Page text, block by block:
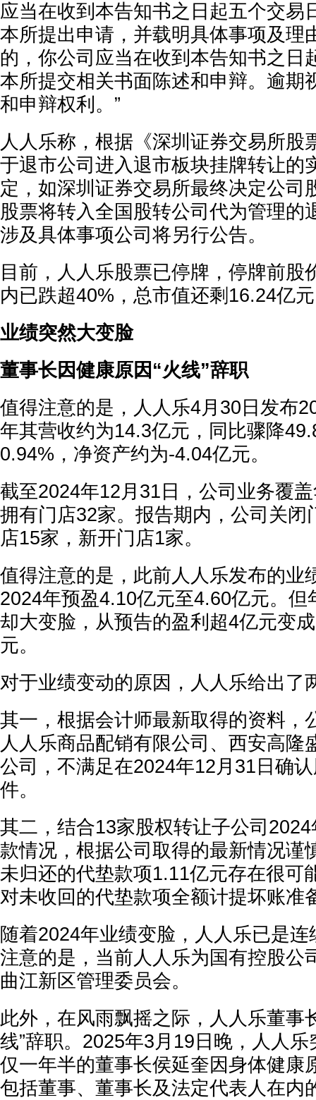
应当在收到本告知书之日起五个交易
本所提出申请，并载明具体事项及理
的，你公司应当在收到本告知书之日
本所提交相关书面陈述和申辩。逾期
和申辩权利。”
人人乐称，根据《深圳证券交易所股
于退市公司进入退市板块挂牌转让的
定，如深圳证券交易所最终决定公司
股票将转入全国股转公司代为管理的
涉及具体事项公司将另行公告。
目前，人人乐股票已停牌，停牌前股
内已跌超40%，总市值还剩16.24亿
业绩突然大变脸
董事长因健康原因“火线”辞职
值得注意的是，人人乐4月30日发布
年其营收约为14.3亿元，同比骤降
0.94%，净资产约为-4.04亿元。
截至2024年12月31日，公司业务覆
拥有门店32家。报告期内，公司关闭
店15家，新开门店1家。
值得注意的是，此前人人乐发布的业
2024年预盈4.10亿元至4.60亿元。但
却大变脸，从预告的盈利超4亿元变
元。
对于业绩变动的原因，人人乐给出了
其一，根据会计师最新取得的资料，
人人乐商品配销有限公司、西安高隆
公司，不满足在2024年12月31日确
件。
其二，结合13家股权转让子公司
款情况，根据公司取得的最新情况谨
未归还的代垫款项1.11亿元存在很可
对未收回的代垫款项全额计提坏账准
随着2024年业绩变脸，人人乐已是
注意的是，当前人人乐为国有控股公
曲江新区管理委员会。
此外，在风雨飘摇之际，人人乐董事
线”辞职。2025年3月19日晚，人人
仅一年半的董事长侯延奎因身体健康
包括董事、董事长及法定代表人在内